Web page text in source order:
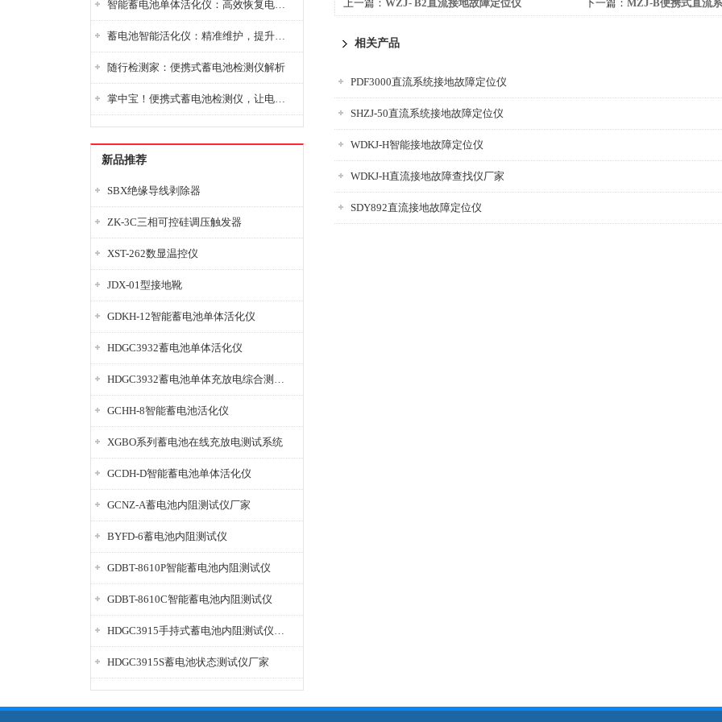
智能蓄电池单体活化仪：高效恢复电池性能，延长蓄电池使用寿命
蓄电池智能活化仪：精准维护，提升电池健康状态
随行检测家：便携式蓄电池检测仪解析
掌中宝！便携式蓄电池检测仪，让电池检测变得简单又快捷！
新品推荐
SBX绝缘导线剥除器
ZK-3C三相可控硅调压触发器
XST-262数显温控仪
JDX-01型接地靴
GDKH-12智能蓄电池单体活化仪
HDGC3932蓄电池单体活化仪
HDGC3932蓄电池单体充放电综合测试仪
GCHH-8智能蓄电池活化仪
XGBO系列蓄电池在线充放电测试系统
GCDH-D智能蓄电池单体活化仪
GCNZ-A蓄电池内阻测试仪厂家
BYFD-6蓄电池内阻测试仪
GDBT-8610P智能蓄电池内阻测试仪
GDBT-8610C智能蓄电池内阻测试仪
HDGC3915手持式蓄电池内阻测试仪厂家
HDGC3915S蓄电池状态测试仪厂家
上一篇： WZJ- B2直流接地故障定位仪 下一篇： MZJ-B便携式直流
相关产品
PDF3000直流系统接地故障定位仪
SHZJ-50直流系统接地故障定位仪
WDKJ-H智能接地故障定位仪
WDKJ-H直流接地故障查找仪厂家
SDY892直流接地故障定位仪